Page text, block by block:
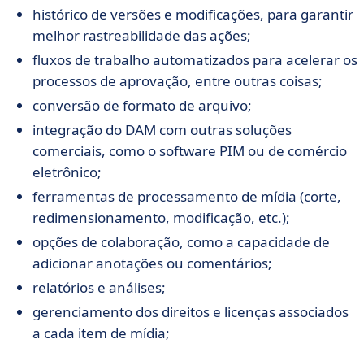
histórico de versões e modificações, para garantir
melhor rastreabilidade das ações;
fluxos de trabalho automatizados para acelerar os
processos de aprovação, entre outras coisas;
conversão de formato de arquivo;
integração do DAM com outras soluções
comerciais, como o software PIM ou de comércio
eletrônico;
ferramentas de processamento de mídia (corte,
redimensionamento, modificação, etc.);
opções de colaboração, como a capacidade de
adicionar anotações ou comentários;
relatórios e análises;
gerenciamento dos direitos e licenças associados
a cada item de mídia;